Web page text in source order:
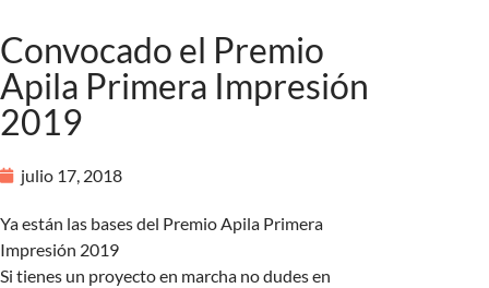
Convocado el Premio
Apila Primera Impresión
2019
julio 17, 2018
Ya están las bases del Premio Apila Primera
Impresión 2019
Si tienes un proyecto en marcha no dudes en